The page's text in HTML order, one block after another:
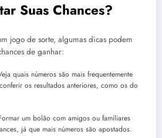
Suas Chances?
jogo de sorte, algumas dicas podem
de ganhar:
quais números são mais frequentemente
os resultados anteriores, como os do
um bolão com amigos ou familiares
já que mais números são apostados.